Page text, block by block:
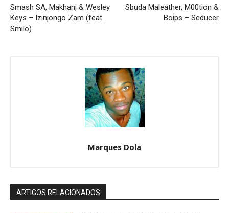
Smash SA, Makhanj & Wesley
Keys – Izinjongo Zam (feat.
Smilo)
Sbuda Maleather, M00tion &
Boips – Seducer
Marques Dola
ARTIGOS RELACIONADOS